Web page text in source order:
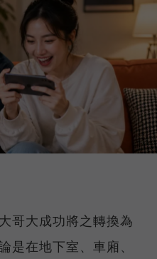
哥大成功將之轉換為
是在地下室、車廂、